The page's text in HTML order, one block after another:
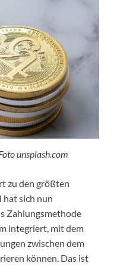
unsplash.com
zu den größten
sich nun
Zahlungsmethode
integriert, mit dem
zwischen dem
können. Das ist